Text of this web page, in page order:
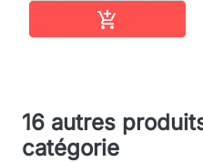

16 autres
catégorie